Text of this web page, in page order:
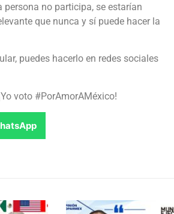
no participa, se estarían
que nunca y sí puede hacer la
puedes hacerlo en redes sociales
voto #PorAmorAMéxico!